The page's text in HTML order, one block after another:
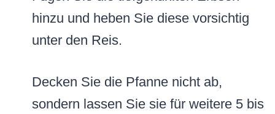
hinzu und heben Sie diese vorsichtig
unter den Reis.
Decken Sie die Pfanne nicht ab,
sondern lassen Sie sie für weitere 5 bis